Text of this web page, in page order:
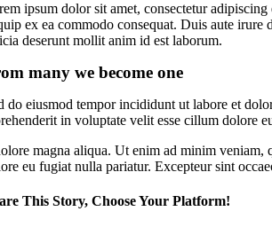
ipsum dolor sit amet, consectetur
ex ea commodo consequat. Duis aute
deserunt mollit anim id est laborum.
many we become one
do eiusmod tempor incididunt ut labore et
in voluptate velit esse cillum dolore
magna aliqua. Ut enim ad minim veniam,
eu fugiat nulla pariatur. Excepteur sint
This Story, Choose Your Platform!